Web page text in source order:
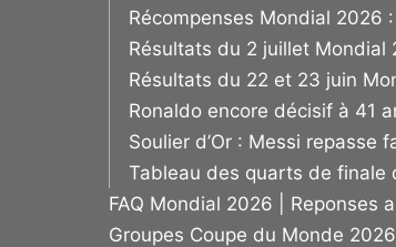
Récompenses Mondial 2026
Résultats du 2 juillet Mondial
Résultats du 22 et 23 juin
Ronaldo encore décisif à 41
Soulier d’Or : Messi repasse
Tableau des quarts de
FAQ Mondial 2026 | Reponses
Groupes Coupe du Monde